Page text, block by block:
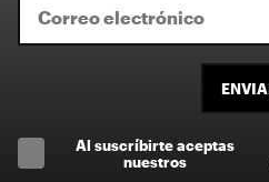
Al suscríbirte aceptas
nuestros